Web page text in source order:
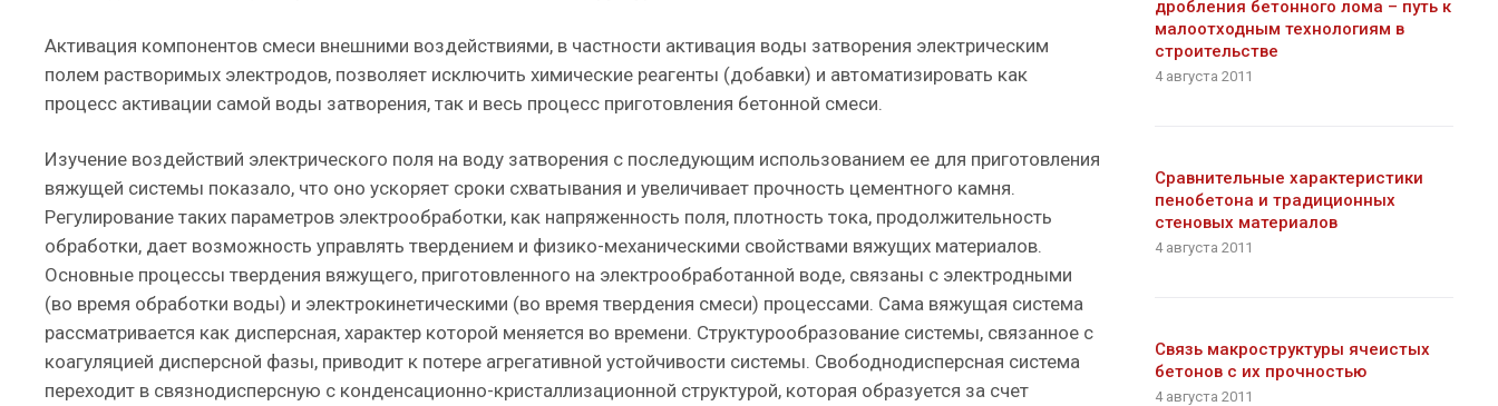
Активация компонентов смеси внешними воздействиями, в частности активация воды затворения электрическим
полем растворимых электродов, позволяет исключить химические реагенты (добавки) и автоматизировать как
процесс активации самой воды затворения, так и весь процесс приготовления бетонной смеси.
Изучение воздействий электрического поля на воду затворения с последующим использованием ее для приготовления
вяжущей системы показало, что оно ускоряет сроки схватывания и увеличивает прочность цементного камня.
Регулирование таких параметров электрообработки, как напряженность поля, плотность тока, продолжительность
обработки, дает возможность управлять твердением и физико-механическими свойствами вяжущих материалов.
Основные процессы твердения вяжущего, приготовленного на электрообработанной воде, связаны с электродными
(во время обработки воды) и электрокинетическими (во время твердения смеси) процессами. Сама вяжущая система
рассматривается как дисперсная, характер которой меняется во времени. Структурообразование системы, связанное с
коагуляцией дисперсной фазы, приводит к потере агрегативной устойчивости системы. Свободнодисперсная система
переходит в связнодисперсную с конденсационно-кристаллизационной структурой, которая образуется за счет
дробления бетонного лома – путь к
малоотходным технологиям в
строительстве
4 августа 2011
Сравнительные характеристики
пенобетона и традиционных
стеновых материалов
4 августа 2011
Связь макроструктуры ячеистых
бетонов с их прочностью
4 августа 2011